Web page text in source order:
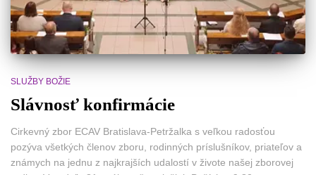
SLUŽBY BOŽIE
Slávnosť konfirmácie
Cirkevný zbor ECAV Bratislava-Petržalka s veľkou radosťou
pozýva všetkých členov zboru, rodinných príslušníkov, priateľov a
známych na jednu z najkrajších udalostí v živote našej zborovej